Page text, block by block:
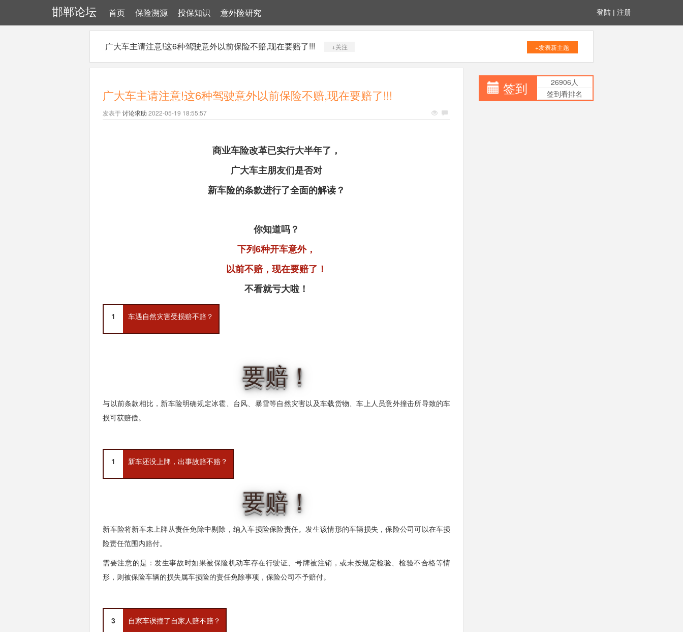
邯郸论坛 首页 保险溯源 投保知识 意外险研究 登陆 | 注册
广大车主请注意!这6种驾驶意外以前保险不赔,现在要赔了!!! +关注 +发表新主题
广大车主请注意!这6种驾驶意外以前保险不赔,现在要赔了!!!
发表于讨论求助 2022-05-19 18:55:57
商业车险改革已实行大半年了，
广大车主朋友们是否对
新车险的条款进行了全面的解读？
你知道吗？
下列6种开车意外，
以前不赔，现在要赔了！
不看就亏大啦！
1 车遇自然灾害受损赔不赔？
要赔！
与以前条款相比，新车险明确规定冰雹、台风、暴雪等自然灾害以及车载货物、车上人员意外撞击所导致的车
损可获赔偿。
1 新车还没上牌，出事故赔不赔？
要赔！
新车险将新车未上牌从责任免除中剔除，纳入车损险保险责任。发生该情形的车辆损失，保险公司可以在车损
险责任范围内赔付。
需要注意的是：发生事故时如果被保险机动车存在行驶证、号牌被注销，或未按规定检验、检验不合格等情
形，则被保险车辆的损失属车损险的责任免除事项，保险公司不予赔付。
3 自家车误撞了自家人赔不赔？
签到
26906人
签到看排名